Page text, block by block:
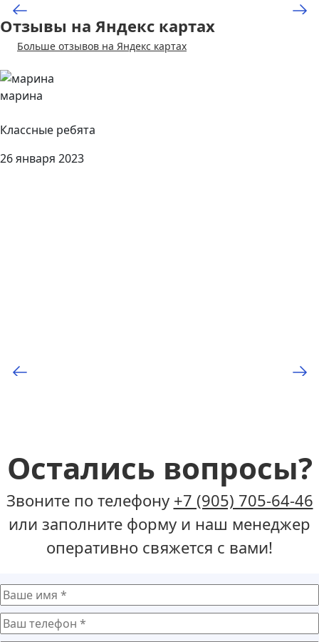
Отзывы на Яндекс картах
Больше отзывов на Яндекс картах
марина
Классные ребята
26 января 2023
Остались вопросы?
Звоните по телефону +7 (905) 705-64-46
или заполните форму и наш менеджер
оперативно свяжется с вами!